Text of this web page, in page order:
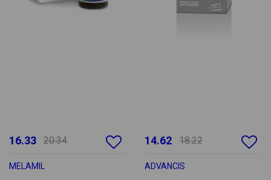
16.33 20.34
MELAMIL
14.62 18.22
ADVANCIS